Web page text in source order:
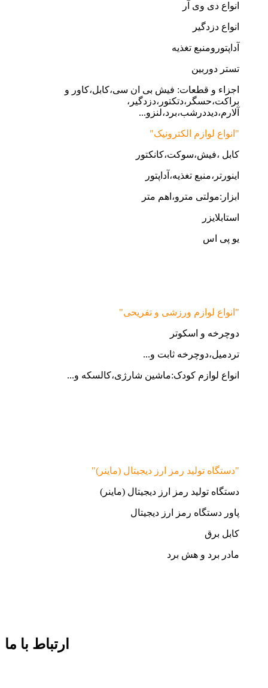
انواع دی وی آر
انواع دزدگیر
آداپتورومنبع تغذیه
تستر دوربین
اجزاء و قطعات: فیش بی ان سی،کابل،کاور و
براکت،حسگر،دتکتور،دزدگیر،
آلارم،دیددرشب،برد،لنزو...
"انواع لوازم الکترونیک"
کابل ،فیش،سوکت،کانکتور
اینورتر،منبع تغذیه،آداپتور
ابزار:مولتی مترو،اهم متر
استابلایزر
یو پی اس
"انواع لوازم ورزشی و تفریحی"
دوچرخه و اسکوتر
تردمیل،دوچرخه ثابت و...
انواع لوازم کودک:ماشین شارژی،کالسکه و...
"دستگاه تولید رمز ارز دیجیتال (ماینر)"
دستگاه تولید رمز ارز دیجیتال (ماینر)
پاور دستگاه رمز ارز دیجیتال
کابل برق
مادر برد و هش برد
ارتباط با ما